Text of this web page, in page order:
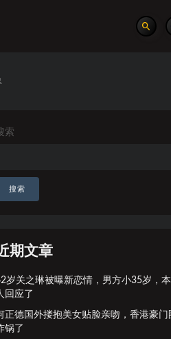
索
搜索
期文章
岁关之琳被曝新恋情，男方小35岁，本
回应了
正德国外搂抱美女贴脸亲吻，香港豪门
锅了